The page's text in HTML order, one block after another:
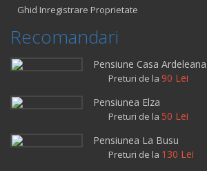
Ghid Inregistrare Proprietate
Recomandari
Pensiune Casa Ardeleana
Preturi de la 90 Lei
Pensiunea Elza
Preturi de la 50 Lei
Pensiunea La Busu
Preturi de la 130 Lei